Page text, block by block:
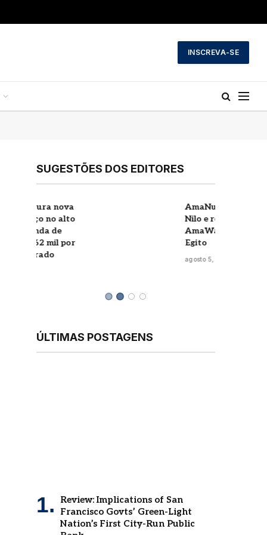
INSCREVA-SE
SUGESTÕES DOS EDITORES
AmaNubia estreia no
Nilo e reforça luxo da
AmaWaterways no
ÚLTIMAS POSTAGENS
Francisco Govts’ Green-Light
Nation’s First City-Run Public
Bank